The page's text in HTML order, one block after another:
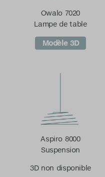
Owalo 7020
Lampe de table
Modèle 3D
Aspiro 8000
Suspension
3D non disponible